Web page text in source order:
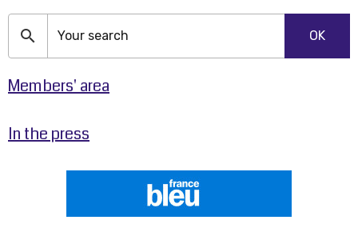
OK
Members' area
In the press